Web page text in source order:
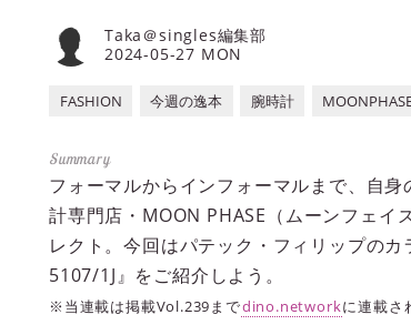
2024-05-27 MON
Taka＠singles編集部
FASHION 今週の逸本 腕時計
フォーマルからインフォーマルまで、自
計専門店・MOON PHASE（ムーンフェイ
レクト。今回はパテック・フィリップの
5107/1J』をご紹介しよう。
※当連載は掲載Vol.239までdino.networkに連載さ